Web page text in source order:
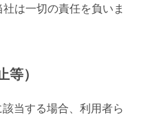
は一切の責任を負いま
）
当する場合、利用者ら